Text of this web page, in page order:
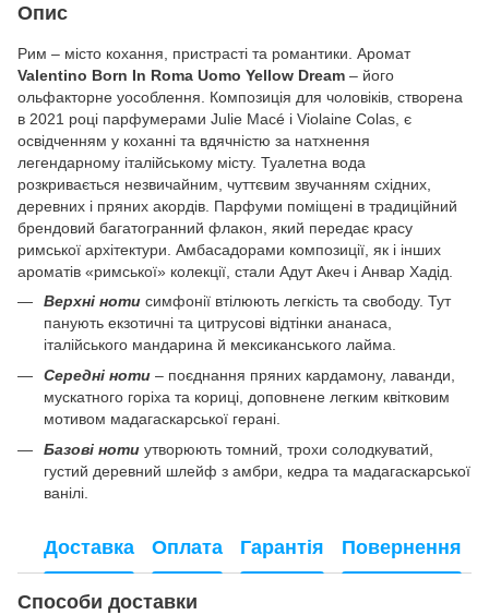
Опис
Рим – місто кохання, пристрасті та романтики. Аромат
Valentino Born In Roma Uomo Yellow Dream – його
ольфакторне уособлення. Композиція для чоловіків, створена
в 2021 році парфумерами Julie Macé і Violaine Colas, є
освідченням у коханні та вдячністю за натхнення
легендарному італійському місту. Туалетна вода
розкривається незвичайним, чуттєвим звучанням східних,
деревних і пряних акордів. Парфуми поміщені в традиційний
брендовий багатогранний флакон, який передає красу
римської архітектури. Амбасадорами композиції, як і інших
ароматів «римської» колекції, стали Адут Акеч і Анвар Хадід.
Верхні ноти симфонії втілюють легкість та свободу. Тут
панують екзотичні та цитрусові відтінки ананаса,
італійського мандарина й мексиканського лайма.
Середні ноти – поєднання пряних кардамону, лаванди,
мускатного горіха та кориці, доповнене легким квітковим
мотивом мадагаскарської герані.
Базові ноти утворюють томний, трохи солодкуватий,
густий деревний шлейф з амбри, кедра та мадагаскарської
ванілі.
Доставка Оплата Гарантія Повернення
Способи доставки